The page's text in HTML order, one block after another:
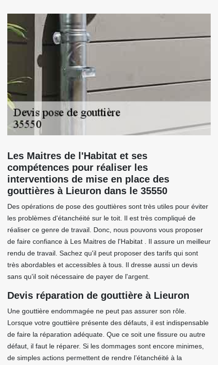
Les Maitres de l'Habitat et ses
compétences pour réaliser les
interventions de mise en place des
gouttières à Lieuron dans le 35550
Des opérations de pose des gouttières sont très utiles pour éviter
les problèmes d'étanchéité sur le toit. Il est très compliqué de
réaliser ce genre de travail. Donc, nous pouvons vous proposer
de faire confiance à Les Maitres de l'Habitat . Il assure un meilleur
rendu de travail. Sachez qu'il peut proposer des tarifs qui sont
très abordables et accessibles à tous. Il dresse aussi un devis
sans qu'il soit nécessaire de payer de l'argent.
Devis réparation de gouttière à Lieuron
Une gouttière endommagée ne peut pas assurer son rôle.
Lorsque votre gouttière présente des défauts, il est indispensable
de faire la réparation adéquate. Que ce soit une fissure ou autre
défaut, il faut le réparer. Si les dommages sont encore minimes,
de simples actions permettent de rendre l’étanchéité à la